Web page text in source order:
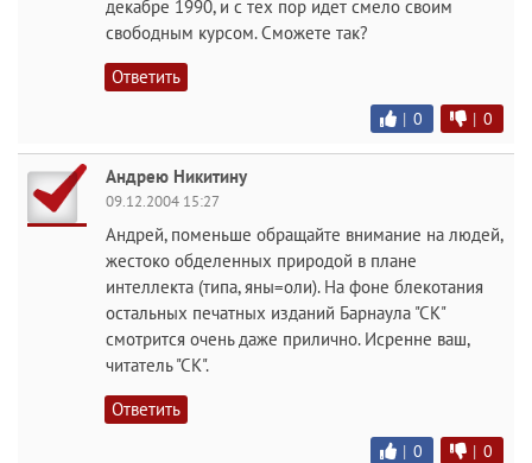
декабре 1990, и с тех пор идет смело своим
свободным курсом. Сможете так?
Ответить
| 0 | 0
Андрею Никитину
09.12.2004 15:27
Андрей, поменьше обращайте внимание на людей,
жестоко обделенных природой в плане
интеллекта (типа, яны=оли). На фоне блекотания
остальных печатных изданий Барнаула "СК"
смотрится очень даже прилично. Исренне ваш,
читатель "СК".
Ответить
| 0 | 0